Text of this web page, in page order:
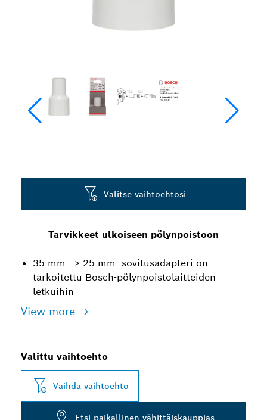
Tarvikkeet ulkoiseen pölynpoistoon
35 mm –> 25 mm -sovitusadapteri on
tarkoitettu Bosch-pölynpoistolaitteiden
letkuihin
View more
Valitse vaihtoehtosi
Valittu vaihtoehto
Vaihda vaihtoehto
Etsi paikallinen vähittäiskauppias